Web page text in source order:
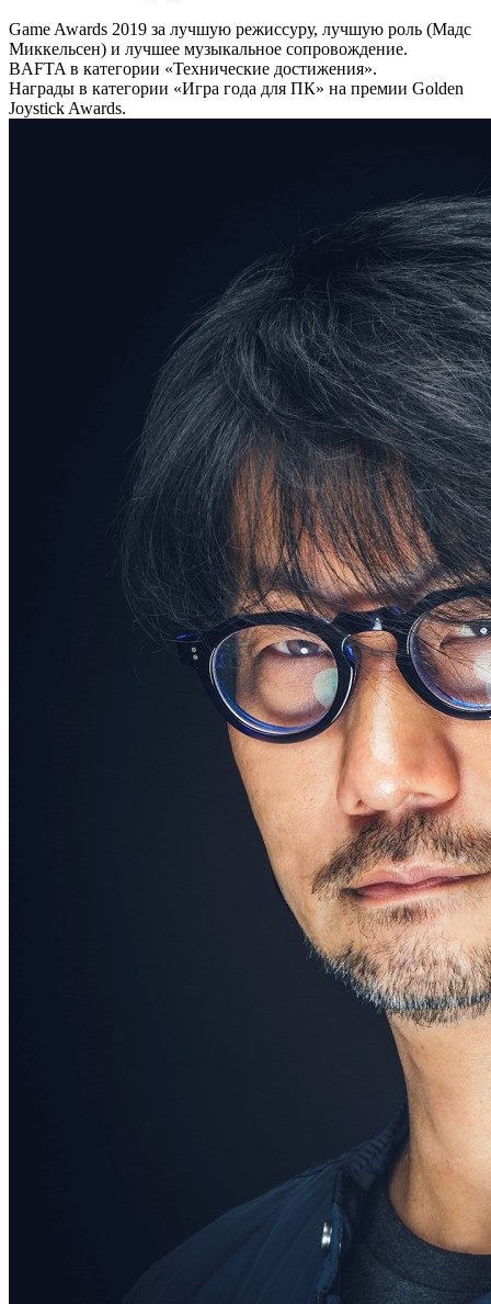
Game Awards 2019 за лучшую режиссуру, лучшую роль (Мадс
Миккельсен) и лучшее музыкальное сопровождение.
BAFTA в категории «Технические достижения».
Награды в категории «Игра года для ПК» на премии Golden
Joystick Awards.